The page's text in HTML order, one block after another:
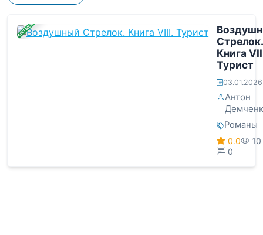
ЗАВЕРШЕНА
Стрелок.
Книга
Турист
03.01.2026
Антон
Романы
0.0
10
0